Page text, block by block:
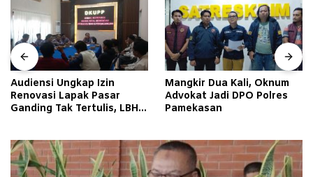
Audiensi Ungkap Izin
Renovasi Lapak Pasar
Ganding Tak Tertulis, LBH
Mangkir Dua Kali, Oknum
Advokat Jadi DPO Polres
Pamekasan